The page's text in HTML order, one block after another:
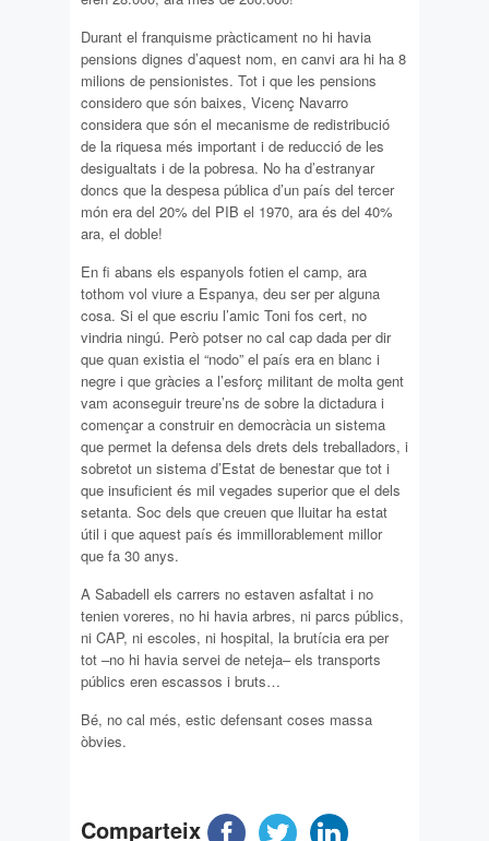
Durant el franquisme pràcticament no hi havia
pensions dignes d’aquest nom, en canvi ara hi ha 8
milions de pensionistes. Tot i que les pensions
considero que són baixes, Vicenç Navarro
considera que són el mecanisme de redistribució
de la riquesa més important i de reducció de les
desigualtats i de la pobresa. No ha d’estranyar
doncs que la despesa pública d’un país del tercer
món era del 20% del PIB el 1970, ara és del 40%
ara, el doble!
En fi abans els espanyols fotien el camp, ara
tothom vol viure a Espanya, deu ser per alguna
cosa. Si el que escriu l’amic Toni fos cert, no
vindria ningú. Però potser no cal cap dada per dir
que quan existia el “nodo” el país era en blanc i
negre i que gràcies a l’esforç militant de molta gent
vam aconseguir treure’ns de sobre la dictadura i
començar a construir en democràcia un sistema
que permet la defensa dels drets dels treballadors, i
sobretot un sistema d’Estat de benestar que tot i
que insuficient és mil vegades superior que el dels
setanta. Soc dels que creuen que lluitar ha estat
útil i que aquest país és immillorablement millor
que fa 30 anys.
A Sabadell els carrers no estaven asfaltat i no
tenien voreres, no hi havia arbres, ni parcs públics,
ni CAP, ni escoles, ni hospital, la brutícia era per
tot –no hi havia servei de neteja– els transports
públics eren escassos i bruts…
Bé, no cal més, estic defensant coses massa
òbvies.
Comparteix